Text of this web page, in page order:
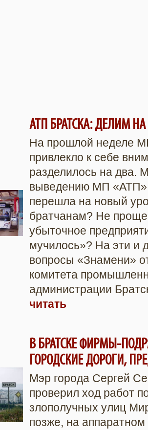
АТП БРАТСКА: ДЕЛИМ
На прошлой неделе
привлекло к себе
разделилось на два.
выведению МП «АТП»
перешла на новый
братчанам? Не
убыточное
мучилось»? На эти и
вопросы «Знамени»
комитета
администрации
читать
В БРАТСКЕ ФИРМЫ-
ГОРОДСКИЕ ДОРОГИ,
Мэр города Сергей
проверил ход работ
злополучных улиц
позже, на